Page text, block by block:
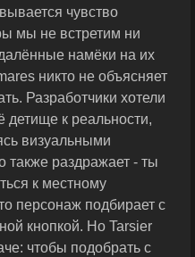
чувство
мы не встретим ни
намёки на их
никто не объясняет
Разработчики хотели
детище к реальности,
визуальными
также раздражает - ты
к местному
персонаж подбирает с
кнопкой. Но Tarsier
чтобы подобрать с